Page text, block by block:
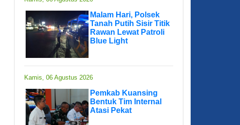
Malam Hari, Polsek
Tanah Putih Sisir Titik
Rawan Lewat Patroli
Blue Light
Kamis, 06 Agustus 2026
Pemkab Kuansing
Bentuk Tim Internal
Atasi Pekat